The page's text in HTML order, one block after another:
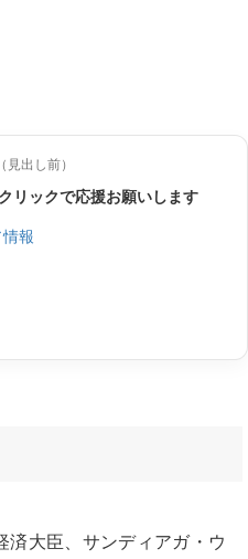
出し前）
リックで応援お願いします
済大臣、サンディアガ・ウ